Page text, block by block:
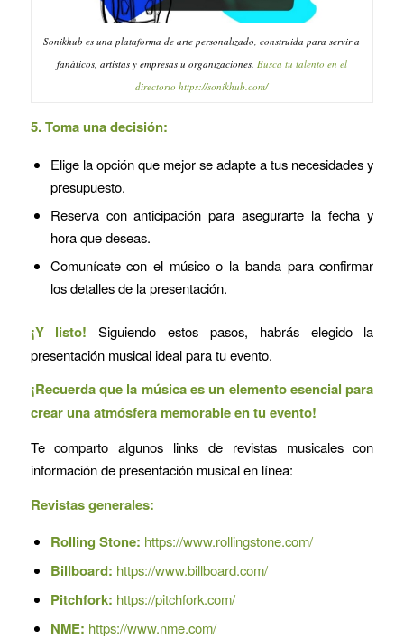
Sonikhub es una plataforma de arte personalizado, construida para servir a
fanáticos, artistas y empresas u organizaciones. Busca tu talento en el
directorio https://sonikhub.com/
5. Toma una decisión:
Elige la opción que mejor se adapte a tus necesidades y
presupuesto.
Reserva con anticipación para asegurarte la fecha y
hora que deseas.
Comunícate con el músico o la banda para confirmar
los detalles de la presentación.
¡Y listo! Siguiendo estos pasos, habrás elegido la
presentación musical ideal para tu evento.
¡Recuerda que la música es un elemento esencial para
crear unaatmósfera memorableen tu evento!
Te comparto algunos links de revistas musicales con
información de presentación musical en línea:
Revistas generales:
Rolling Stone: https://www.rollingstone.com/
Billboard: https://www.billboard.com/
Pitchfork: https://pitchfork.com/
NME: https://www.nme.com/